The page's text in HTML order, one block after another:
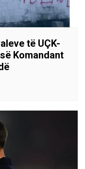
të UÇK-
Komandant